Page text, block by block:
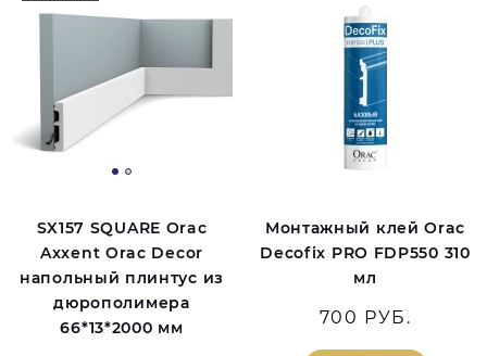
SX157 SQUARE Orac
Axxent Orac Decor
напольный плинтус из
дюрополимера
66*13*2000 мм
Монтажный клей Orac
Decofix PRO FDP550 310
мл
700 РУБ.